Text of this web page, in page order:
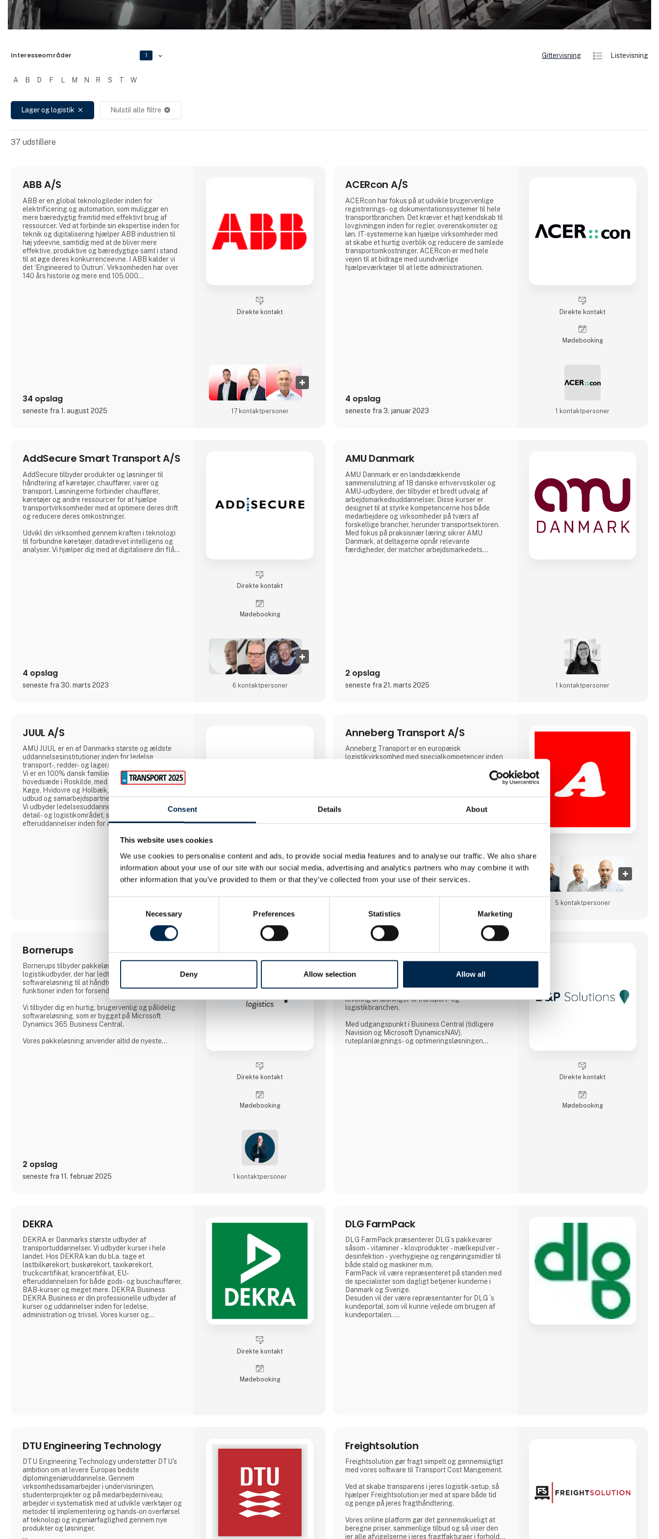
Consent Details About
This website uses cookies
We use cookies to personalise content and ads, to provide social media features and to analyse our traffic. We also share
information about your use of our site with our social media, advertising and analytics partners who may combine it with
other information that you’ve provided to them or that they’ve collected from your use of their services.
Necessary Preferences Statistics Marketing
Deny Allow selection Allow all
Interesseområder 1
Filtrer resultater
A B D F L M N R S T W
Lager og logistik close Nulstil alle filtre cancel
Gittervisning Listevisning
37 udstillere
ABB A/S
ABB er en global teknologileder inden for
elektrificering og automation, som muliggør en
mere bæredygtig fremtid med effektivt brug af
ressourcer. Ved at forbinde sin ekspertise inden for
teknik og digitalisering hjælper ABB industrien til
høj ydeevne, samtidig med at de bliver mere
effektive, produktive og bæredygtige samt i stand
til at øge deres konkurrenceevne. I ABB kalder vi
det ‘Engineered to Outrun’. Virksomheden har over
140 års historie og mere end 105.000
34 opslag
seneste fra 1. august 2025
Direkte kontakt
17 kontakt­personer
ACERcon A/S
ACERcon har fokus på at udvikle brugervenlige
registrerings- og dokumentationssystemer til hele
transportbranchen. Det kræver et højt kendskab til
lovgivningen inden for regler, overenskomster og
løn. IT-systemerne kan hjælpe virksomheder med
at skabe et hurtig overblik og reducere de samlede
transportomkostninger. ACERcon er med hele
vejen til at bidrage med uundværlige
hjælpeværktøjer til at lette administrationen.
4 opslag
seneste fra 3. januar 2023
Direkte kontakt
Møde­booking
1 kontakt­personer
AddSecure Smart Transport A/S
AddSecure tilbyder produkter og løsninger til
håndtering af køretøjer, chauffører, varer og
transport. Løsningerne forbinder chauffører,
køretøjer og andre ressourcer for at hjælpe
transportvirksomheder med at optimere deres drift
og reducere deres omkostninger.
Udvikl din virksomhed gennem kraften i teknologi
til forbundne køretøjer, datadrevet intelligens og
analyser. Vi hjælper dig med at digitalisere din flåde
4 opslag
seneste fra 30. marts 2023
Direkte kontakt
Møde­booking
6 kontakt­personer
AMU Danmark
AMU Danmark er en landsdækkende
sammenslutning af 18 danske erhvervsskoler og
AMU-udbydere, der tilbyder et bredt udvalg af
arbejdsmarkedsuddannelser. Disse kurser er
designet til at styrke kompetencerne hos både
medarbejdere og virksomheder på tværs af
forskellige brancher, herunder transportsektoren.
Med fokus på praksisnær læring sikrer AMU
Danmark, at deltagerne opnår relevante
færdigheder, der matcher arbejdsmarkedets
2 opslag
seneste fra 21. marts 2025 1 kontakt­personer
JUUL A/S
AMU JUUL er en af Danmarks største og ældste
uddannelsesinstitutioner inden for ledelse,
transport-, redder- og lager/logistik-uddannelser.
Vi er en 100% dansk familieejet virksomhed, der har
hovedsæde i Roskilde, med uddannelsescentre i
Køge, Hvidovre og Holbæk, og en lang række
udbud og samarbejdspartnere på tværs af landet.
Vi udbyder ledelsesuddannelser indenfor kontor-,
detail- og logistikområdet, samt uddannelser og
efteruddannelser inden for alle transportfaglige
gaffeltruck, farligt gods, vogntog, taxi,
på uddannelser af høj kvalitet, og et hø
Direkte kontakt
Anneberg Transport A/S
Anneberg Transport er en europæisk
logistikvirksomhed med specialkompetencer inden
tjæredestillater og rene kemikalier. Med kontorer i
vi effektiv logistik i hele Skandinavien og resten af
Med 100 års erfaring og en flåde på over 400
prioriterer vi langvarige partnerskaber og sætter
altid kunden i centrum.
5 kontakt­personer
Bornerups
Bornerups tilbyder pakkeløsningen til dig som
logistikudbyder, der har ledt efter den rette
softwareløsning til at håndtere alle nødvendige
funktioner inden for forsendelsesprocessen.
Vi tilbyder dig en hurtig, brugervenlig og pålidelig
softwareløsning, som er bygget på Microsoft
Dynamics 365 Business Central.
Vores pakkeløsning anvender altid de nyeste
2 opslag
seneste fra 11. februar 2025
Direkte kontakt
Møde­booking
1 kontakt­personer
D&P Solutions ApS
konsulentvirksomhed, der har specialiseret sig i
levering af løsninger til transport- og
logistikbranchen.
Med udgangspunkt i Business Central (tidligere
Navision og Microsoft DynamicsNAV),
ruteplanlægnings- og optimeringsløsningen
Direkte kontakt
Møde­booking
DEKRA
DEKRA er Danmarks største udbyder af
transportuddannelser. Vi udbyder kurser i hele
landet. Hos DEKRA kan du bl.a. tage et
lastbilkørekort, buskørekort, taxikørekort,
truckcertifikat, krancertifikat, EU-
efteruddannelsen for både gods- og buschauffører,
BAB-kurser og meget mere. DEKRA Business
DEKRA Business er din professionelle udbyder af
kurser og uddannelser inden for ledelse,
administration og trivsel. Vores kurser og
Direkte kontakt
Møde­booking
DLG FarmPack
DLG FarmPack præsenterer DLG`s pakkevarer
såsom - vitaminer - klovprodukter - mælkepulver -
desinfektion - yverhygiejne og rengøringsmidler til
både stald og maskiner m.m.
FarmPack vil være repræsenteret på standen med
de specialister som dagligt betjener kunderne i
Danmark og Sverige.
Desuden vil der være repræsentanter for DLG `s
kundeportal, som vil kunne vejlede om brugen af
kundeportalen.
DTU Engineering Technology
DTU Engineering Technology understøtter DTU's
ambition om at levere Europas bedste
diplomingeniøruddannelse. Gennem
virksomhedssamarbejder i undervisningen,
studenterprojekter og på medarbejderniveau,
arbejder vi systematisk med at udvikle værktøjer og
metoder til implementering og hands-­on overførsel
af teknologi og ingeniørfaglighed gennem nye
produkter og løsninger.
Freightsolution
Freightsolution gør fragt simpelt og gennemsigtigt
med vores software til Transport Cost Mangement.
Ved at skabe transparens i jeres logistik-setup, så
hjælper Freightsolution jer med at spare både tid
og penge på jeres fragthåndtering.
Vores online platform gør det gennemskueligt at
beregne priser, sammenlige tilbud og så viser den
jer alle afvigelserne i jeres fragtfakturaer i forhold